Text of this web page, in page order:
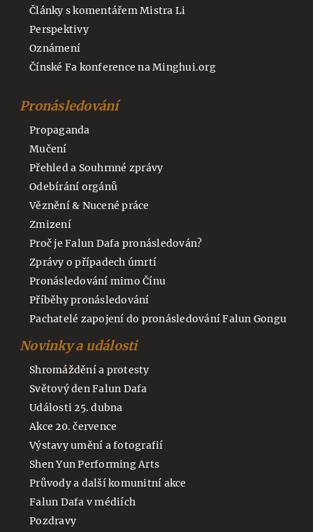
Články s komentářem Mistra Li
Perspektivy
Oznámení
Čínské Fa konference na Minghui.org
Pronásledování
Propaganda
Mučení
Přehled a Souhrnné zprávy
Odebírání orgánů
Věznění & Nucené práce
Zmizení
Proč je Falun Dafa pronásledován?
Zprávy o případech úmrtí
Pronásledování mimo Čínu
Příběhy pronásledování
Pachatelé zapojení do pronásledování Falun Gongu
Novinky a události
Shromáždění a protesty
Světový den Falun Dafa
Události 25. dubna
Akce 20. července
Výstavy umění a fotografií
Shen Yun Performing Arts
Průvody a další komunitní akce
Falun Dafa v médiích
Pozdravy